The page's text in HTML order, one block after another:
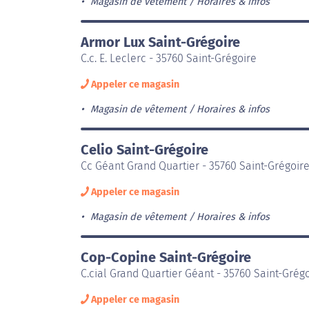
Armor Lux Saint-Grégoire
C.c. E. Leclerc - 35760 Saint-Grégoire
Appeler ce magasin
Magasin de vêtement Horaires & infos
Celio Saint-Grégoire
Cc Géant Grand Quartier - 35760 Saint-Grégoire
Appeler ce magasin
Magasin de vêtement Horaires & infos
Cop-Copine Saint-Grégoire
C.cial Grand Quartier Géant - 35760 Saint-
Appeler ce magasin